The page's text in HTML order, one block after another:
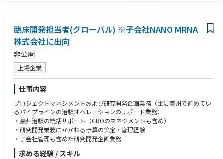
■Also interfaces with:
・Regulatory authorities
・International societies
・Other relevant international stakeholders
(electronic health record) data for clinical /epidemiological research
•Using/applying bioinformatic methodologies to analyze medical data/
database/scientific research
【資格 / License】
＜必須 / Mandatory＞
•Master’s degree in public health or equivalent (individuals holding Data
Science/Engineering/Pharmaceutical science/biostatistics degree are acc
eptable, but should have had the sufficient experience specialized in clini
cal development/epidemiological research)
＜歓迎 / Nice to have＞
•PhD in Data Science/Engineering/Pharmaceutical science/biostatistics
or MD degree is desirable
臨床開発担当者(グローバル) ※子会社NANO MRNA
株式会社に出向
非公開
上場企業
仕事内容
プロジェクトマネジメントおよび研究開発企画業務（主に豪州で進めてい
るパイプラインの治験オペレーションのサポート業務）
・豪州治験の統括サポート（CROのマネジメントも含め）
・研究開発業務にかかわる予算の策定・管理経験
・子会社管理も含めた研究開発企画業務
・研究チームとの連携
求める経験 / スキル